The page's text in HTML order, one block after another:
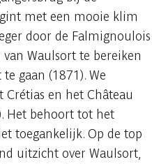
met een mooie klim
door de Falmignoulois
Waulsort te bereiken
gaan (1871). We
Crétias en het Château
Het behoort tot het
toegankelijk. Op de top
uitzicht over Waulsort,